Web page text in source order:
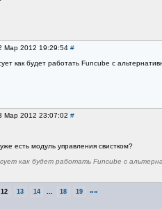
Мар 2012 19:29:54 #
как будет работать Funcube с
Мар 2012 23:07:02 #
есть модуль управления свистком?
как будет работать Funcube с
12 13 14 18 19 »»